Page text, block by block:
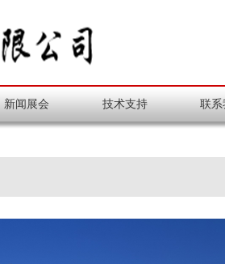
新闻展会 技术支持 联系